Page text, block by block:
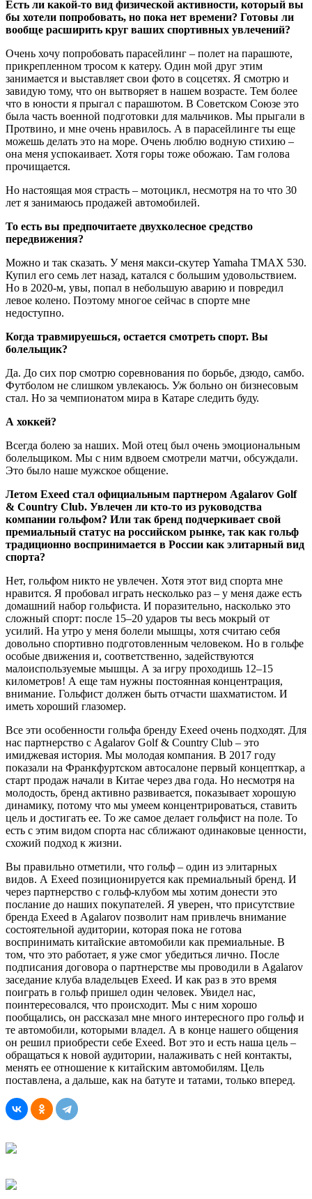
Есть ли какой-то вид физической активности, который вы
бы хотели попробовать, но пока нет времени? Готовы ли
вообще расширить круг ваших спортивных увлечений?
Очень хочу попробовать парасейлинг – полет на парашюте,
прикрепленном тросом к катеру. Один мой друг этим
занимается и выставляет свои фото в соцсетях. Я смотрю и
завидую тому, что он вытворяет в нашем возрасте. Тем более
что в юности я прыгал с парашютом. В Советском Союзе это
была часть военной подготовки для мальчиков. Мы прыгали в
Протвино, и мне очень нравилось. А в парасейлинге ты еще
можешь делать это на море. Очень люблю водную стихию –
она меня успокаивает. Хотя горы тоже обожаю. Там голова
прочищается.
Но настоящая моя страсть – мотоцикл, несмотря на то что 30
лет я занимаюсь продажей автомобилей.
То есть вы предпочитаете двухколесное средство
передвижения?
Можно и так сказать. У меня макси-скутер Yamaha TMAX 530.
Купил его семь лет назад, катался с большим удовольствием.
Но в 2020-м, увы, попал в небольшую аварию и повредил
левое колено. Поэтому многое сейчас в спорте мне
недоступно.
Когда травмируешься, остается смотреть спорт. Вы
болельщик?
Да. До сих пор смотрю соревнования по борьбе, дзюдо, самбо.
Футболом не слишком увлекаюсь. Уж больно он бизнесовым
стал. Но за чемпионатом мира в Катаре следить буду.
А хоккей?
Всегда болею за наших. Мой отец был очень эмоциональным
болельщиком. Мы с ним вдвоем смотрели матчи, обсуждали.
Это было наше мужское общение.
Летом Exeed стал официальным партнером Agalarov Golf
& Country Club. Увлечен ли кто-то из руководства
компании гольфом? Или так бренд подчеркивает свой
премиальный статус на российском рынке, так как гольф
традиционно воспринимается в России как элитарный вид
спорта?
Нет, гольфом никто не увлечен. Хотя этот вид спорта мне
нравится. Я пробовал играть несколько раз – у меня даже есть
домашний набор гольфиста. И поразительно, насколько это
сложный спорт: после 15–20 ударов ты весь мокрый от
усилий. На утро у меня болели мышцы, хотя считаю себя
довольно спортивно подготовленным человеком. Но в гольфе
особые движения и, соответственно, задействуются
малоиспользуемые мышцы. А за игру проходишь 12–15
километров! А еще там нужны постоянная концентрация,
внимание. Гольфист должен быть отчасти шахматистом. И
иметь хороший глазомер.
Все эти особенности гольфа бренду Exeed очень подходят. Для
нас партнерство с Agalarov Golf & Country Club – это
имиджевая история. Мы молодая компания. В 2017 году
показали на Франкфуртском автосалоне первый концепткар, а
старт продаж начали в Китае через два года. Но несмотря на
молодость, бренд активно развивается, показывает хорошую
динамику, потому что мы умеем концентрироваться, ставить
цель и достигать ее. То же самое делает гольфист на поле. То
есть с этим видом спорта нас сближают одинаковые ценности,
схожий подход к жизни.
Вы правильно отметили, что гольф – один из элитарных
видов. А Exeed позиционируется как премиальный бренд. И
через партнерство с гольф-клубом мы хотим донести это
послание до наших покупателей. Я уверен, что присутствие
бренда Exeed в Agalarov позволит нам привлечь внимание
состоятельной аудитории, которая пока не готова
воспринимать китайские автомобили как премиальные. В
том, что это работает, я уже смог убедиться лично. После
подписания договора о партнерстве мы проводили в Agalarov
заседание клуба владельцев Exeed. И как раз в это время
поиграть в гольф пришел один человек. Увидел нас,
поинтересовался, что происходит. Мы с ним хорошо
пообщались, он рассказал мне много интересного про гольф и
те автомобили, которыми владел. А в конце нашего общения
он решил приобрести себе Exeed. Вот это и есть наша цель –
обращаться к новой аудитории, налаживать с ней контакты,
менять ее отношение к китайским автомобилям. Цель
поставлена, а дальше, как на батуте и татами, только вперед.